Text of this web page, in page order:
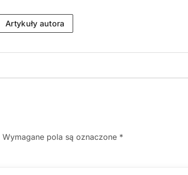
Artykuły autora
Wymagane pola są oznaczone *